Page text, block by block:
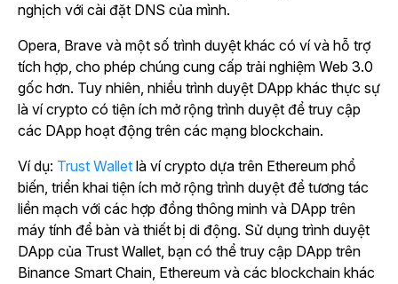
nghịch với cài đặt DNS của mình.
Opera, Brave và một số trình duyệt khác có ví và hỗ trợ
tích hợp, cho phép chúng cung cấp trải nghiệm Web 3.0
gốc hơn. Tuy nhiên, nhiều trình duyệt DApp khác thực sự
là ví crypto có tiện ích mở rộng trình duyệt để truy cập
các DApp hoạt động trên các mạng blockchain.
Ví dụ: Trust Wallet là ví crypto dựa trên Ethereum phổ
biến, triển khai tiện ích mở rộng trình duyệt để tương tác
liền mạch với các hợp đồng thông minh và DApp trên
máy tính để bàn và thiết bị di động. Sử dụng trình duyệt
DApp của Trust Wallet, bạn có thể truy cập DApp trên
Binance Smart Chain, Ethereum và các blockchain khác